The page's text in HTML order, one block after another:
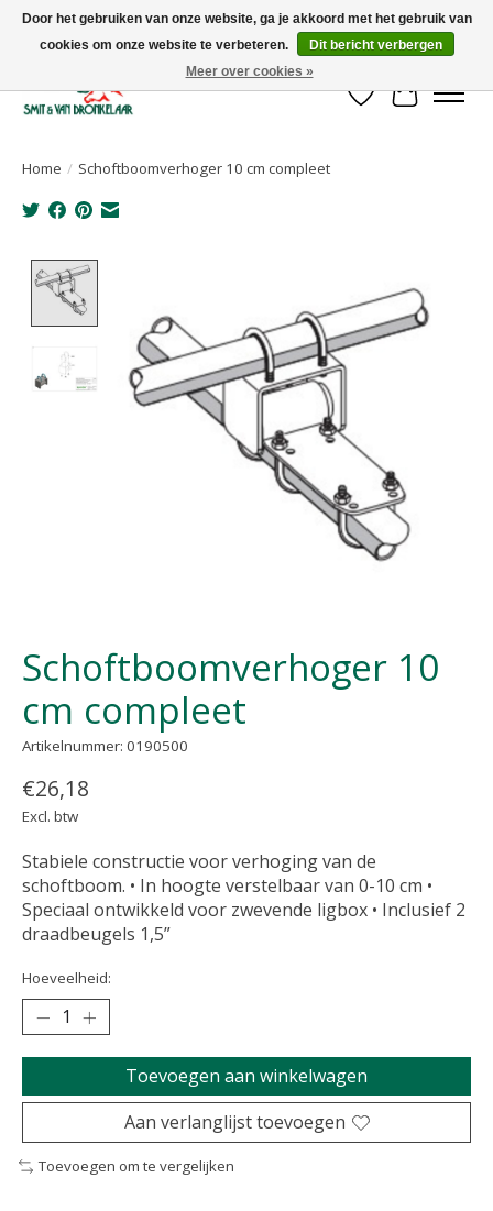
Uw leverancier voor stalinrichtingen en het opruwen van betonvloeren!
Verlanglijst
Home / Schoftboomverhoger 10 cm compleet
Schoftboomverhoger 10
cm compleet
Artikelnummer: 0190500
€26,18
Excl. btw
Stabiele constructie voor verhoging van de
schoftboom. • In hoogte verstelbaar van 0-10 cm •
Speciaal ontwikkeld voor zwevende ligbox • Inclusief 2
draadbeugels 1,5”
Hoeveelheid:
Toevoegen aan winkelwagen
Aan verlanglijst toevoegen
Toevoegen om te vergelijken
Door het gebruiken van onze website, ga je akkoord met het gebruik van
cookies om onze website te verbeteren.
Dit bericht verbergen
Meer over cookies »